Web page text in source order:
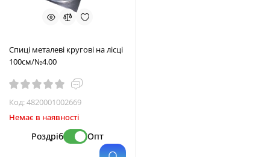
Спиці металеві кругові на лісці
100см/№4.00
Код:4820001002669
Немає в наявності
Роздріб Опт